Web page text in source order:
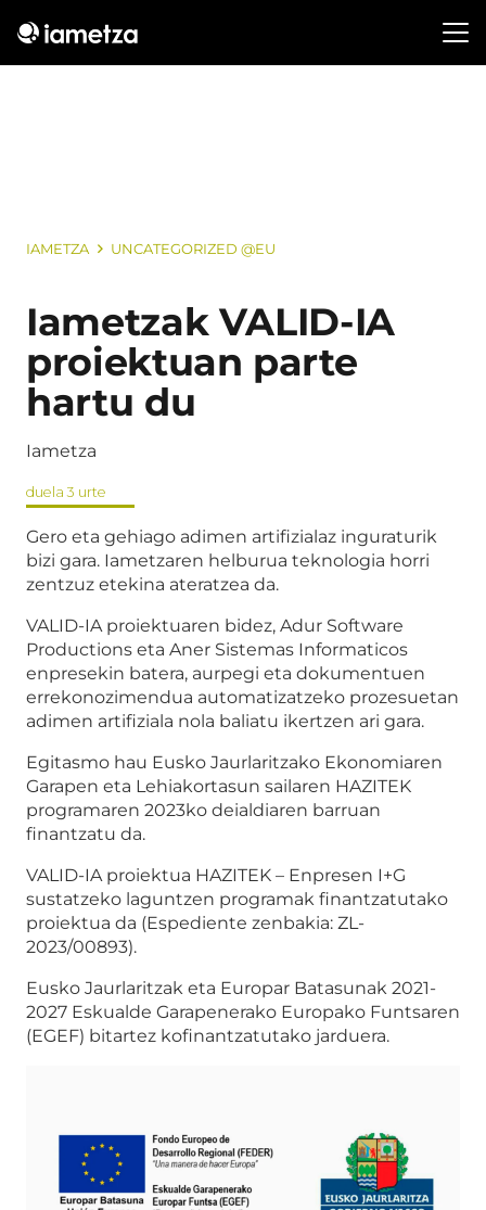
IAMETZA UNCATEGORIZED @EU
Iametzak VALID-IA
proiektuan parte
hartu du
Iametza
duela 3 urte
Gero eta gehiago adimen artifizialaz inguraturik
bizi gara. Iametzaren helburua teknologia horri
zentzuz etekina ateratzea da.
VALID-IA proiektuaren bidez, Adur Software
Productions eta Aner Sistemas Informaticos
enpresekin batera, aurpegi eta dokumentuen
errekonozimendua automatizatzeko prozesuetan
adimen artifiziala nola baliatu ikertzen ari gara.
Egitasmo hau Eusko Jaurlaritzako Ekonomiaren
Garapen eta Lehiakortasun sailaren HAZITEK
programaren 2023ko deialdiaren barruan
finantzatu da.
VALID-IA proiektua HAZITEK – Enpresen I+G
sustatzeko laguntzen programak finantzatutako
proiektua da (Espediente zenbakia: ZL-
2023/00893).
Eusko Jaurlaritzak eta Europar Batasunak 2021-
2027 Eskualde Garapenerako Europako Funtsaren
(EGEF) bitartez kofinantzatutako jarduera.